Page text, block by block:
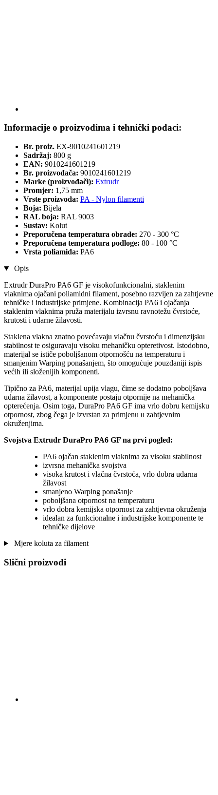
Informacije o proizvodima i tehnički podaci:
Br. proiz. EX-9010241601219
Sadržaj: 800 g
EAN: 9010241601219
Br. proizvođača: 9010241601219
Marke (proizvođači): Extrudr
Promjer: 1,75 mm
Vrste proizvoda: PA - Nylon filamenti
Boja: Bijela
RAL boja: RAL 9003
Sustav: Kolut
Preporučena temperatura obrade: 270 - 300 °C
Preporučena temperatura podloge: 80 - 100 °C
Vrsta poliamida: PA6
Opis
Extrudr DuraPro PA6 GF je visokofunkcionalni, staklenim
vlaknima ojačani poliamidni filament, posebno razvijen za zahtjevne
tehničke i industrijske primjene. Kombinacija PA6 i ojačanja
staklenim vlaknima pruža materijalu izvrsnu ravnotežu čvrstoće,
krutosti i udarne žilavosti.
Staklena vlakna znatno povećavaju vlačnu čvrstoću i dimenzijsku
stabilnost te osiguravaju visoku mehaničku opteretivost. Istodobno,
materijal se ističe poboljšanom otpornošću na temperaturu i
smanjenim Warping ponašanjem, što omogućuje pouzdaniji ispis
većih ili složenijih komponenti.
Tipično za PA6, materijal upija vlagu, čime se dodatno poboljšava
udarna žilavost, a komponente postaju otpornije na mehanička
opterećenja. Osim toga, DuraPro PA6 GF ima vrlo dobru kemijsku
otpornost, zbog čega je izvrstan za primjenu u zahtjevnim
okruženjima.
Svojstva Extrudr DuraPro PA6 GF na prvi pogled:
PA6 ojačan staklenim vlaknima za visoku stabilnost
izvrsna mehanička svojstva
visoka krutost i vlačna čvrstoća, vrlo dobra udarna
žilavost
smanjeno Warping ponašanje
poboljšana otpornost na temperaturu
vrlo dobra kemijska otpornost za zahtjevna okruženja
idealan za funkcionalne i industrijske komponente te
tehničke dijelove
Mjere koluta za filament
Slični proizvodi